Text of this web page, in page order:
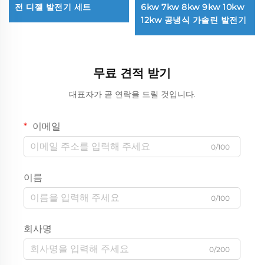
전 디젤 발전기 세트
6kw 7kw 8kw 9kw 10kw
12kw 공냉식 가솔린 발전기
무료 견적 받기
대표자가 곧 연락을 드릴 것입니다.
이메일
0/100
이름
0/100
회사명
0/200